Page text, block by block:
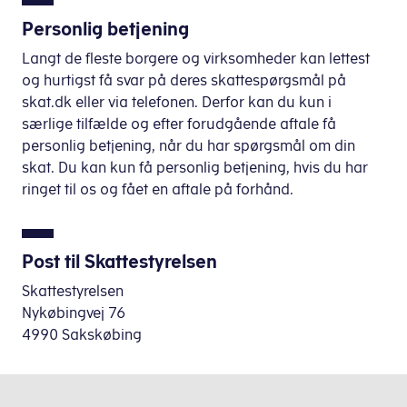
Personlig betjening
Langt de fleste borgere og virksomheder kan lettest
og hurtigst få svar på deres skattespørgsmål på
skat.dk eller via telefonen. Derfor kan du kun i
særlige tilfælde og efter forudgående aftale få
personlig betjening, når du har spørgsmål om din
skat. Du kan kun få personlig betjening, hvis du har
ringet til os og fået en aftale på forhånd.
Post til Skattestyrelsen
Skattestyrelsen
Nykøbingvej 76
4990 Sakskøbing